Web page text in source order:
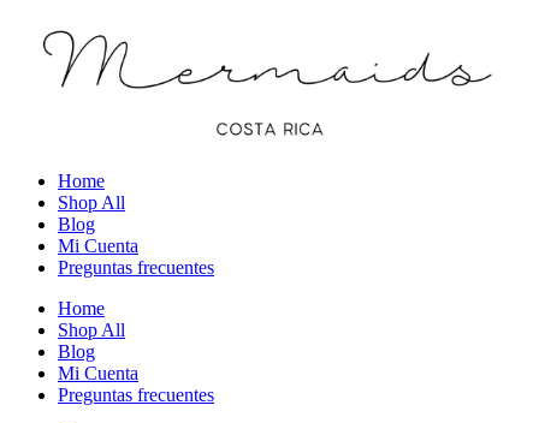
Home
Shop All
Blog
Mi Cuenta
Preguntas frecuentes
Home
Shop All
Blog
Mi Cuenta
Preguntas frecuentes